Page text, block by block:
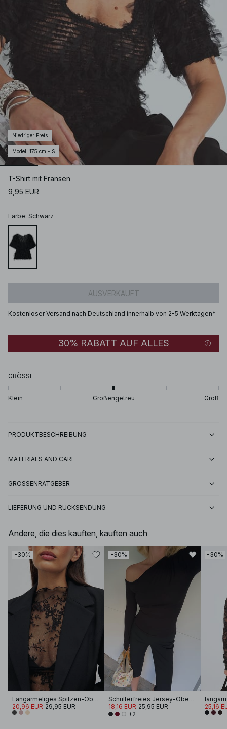
Niedriger Preis
Model : 175 cm - S
T-Shirt mit Fransen
9,95 EUR
Farbe: Schwarz
AUSVERKAUFT
Kostenloser Versand nach Deutschland innerhalb von 2-5 Werktagen*
30% RABATT AUF ALLES
GRÖSSE
Klein Größengetreu Groß
PRODUKTBESCHREIBUNG
MATERIALS AND CARE
GRÖSSENRATGEBER
LIEFERUNG UND RÜCKSENDUNG
Andere, die dies kauften, kauften auch
-30%
Langärmeliges Spitzen-Oberteil
20,96 EUR 29,95 EUR
-30%
Schulterfreies Jersey-Oberteil
18,16 EUR 25,95 EUR
+2
-30%
25,16